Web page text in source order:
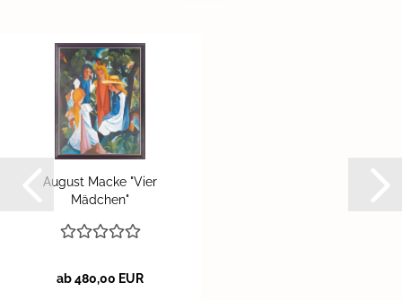
Au­gust Macke "Vier
Mäd­chen"
ab 480,00 EUR